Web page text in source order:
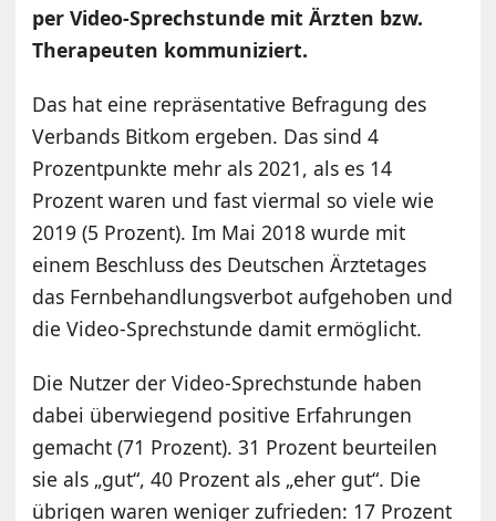
per Video-Sprechstunde mit Ärzten bzw.
Therapeuten kommuniziert.
Das hat eine repräsentative Befragung des
Verbands Bitkom ergeben. Das sind 4
Prozentpunkte mehr als 2021, als es 14
Prozent waren und fast viermal so viele wie
2019 (5 Prozent). Im Mai 2018 wurde mit
einem Beschluss des Deutschen Ärztetages
das Fernbehandlungsverbot aufgehoben und
die Video-Sprechstunde damit ermöglicht.
Die Nutzer der Video-Sprechstunde haben
dabei überwiegend positive Erfahrungen
gemacht (71 Prozent). 31 Prozent beurteilen
sie als „gut“, 40 Prozent als „eher gut“. Die
übrigen waren weniger zufrieden: 17 Prozent